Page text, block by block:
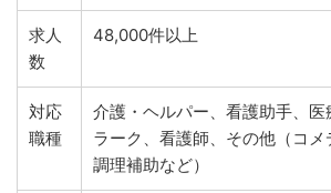
求人
数
48,000件以上
対応
職種
介護・ヘルパー、看護助手、医
ラーク、看護師、その他（コメ
調理補助など）